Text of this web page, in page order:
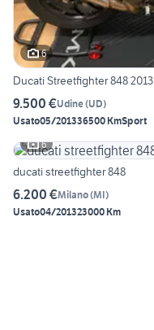
6
Ducati Streetfighter 848 2013
9.500 €Udine(UD)
Usato05/201336500 KmSport
6
ducati streetfighter 848
6.200 €Milano(MI)
Usato04/201323000 Km